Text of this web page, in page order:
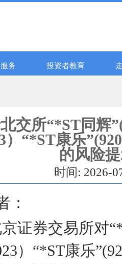
服务 投资者教育
交所“*ST同辉
）“*ST康乐
的风险
时间: 2026-
：
证券交易所对
）“*ST康乐